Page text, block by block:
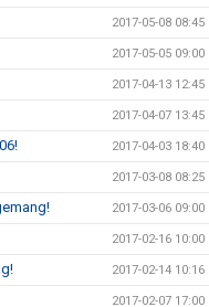
2017-05-08 08:45
2017-05-05 09:00
2017-04-13 12:45
2017-04-07 13:45
2017-04-03 18:40
2017-03-08 08:25
2017-03-06 09:00
2017-02-16 10:00
2017-02-14 10:16
2017-02-07 17:00